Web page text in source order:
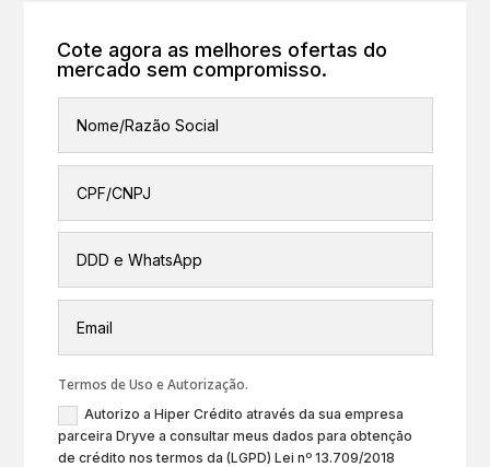
Cote agora as melhores ofertas do
mercado sem compromisso.
Termos de Uso e Autorização.
Autorizo a Hiper Crédito através da sua empresa
parceira Dryve a consultar meus dados para obtenção
de crédito nos termos da (LGPD) Lei nº 13.709/2018